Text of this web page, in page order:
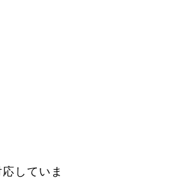
していま